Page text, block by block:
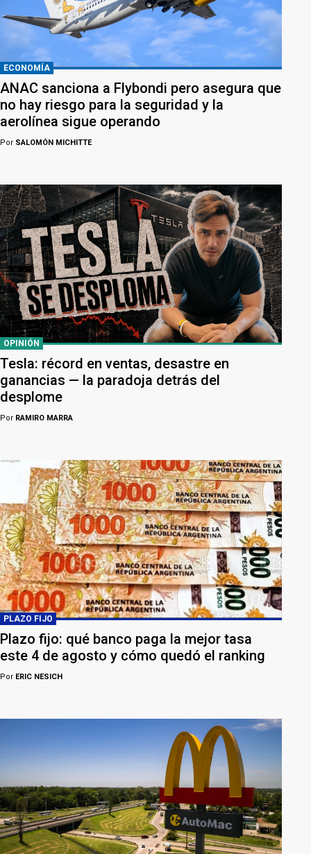
ECONOMÍA
ANAC sanciona a Flybondi pero asegura que
no hay riesgo para la seguridad y la
aerolínea sigue operando
Por SALOMÓN MICHITTE
OPINIÓN
Tesla: récord en ventas, desastre en
ganancias — la paradoja detrás del
desplome
Por RAMIRO MARRA
PLAZO FIJO
Plazo fijo: qué banco paga la mejor tasa
este 4 de agosto y cómo quedó el ranking
Por ERIC NESICH